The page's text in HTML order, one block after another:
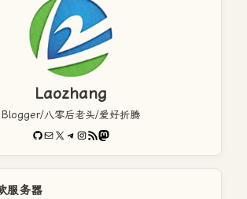
Laozhang
Blogger/八零后老头/爱好折腾
GitHub
电子邮件X Telegram
Instagram
RSS FeedMastodon
服务器